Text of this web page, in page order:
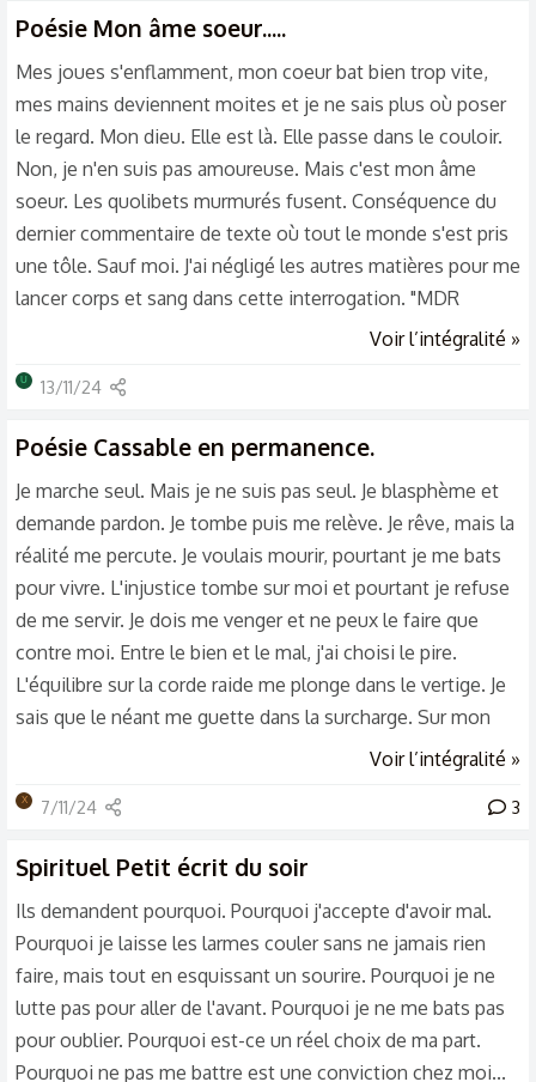
Poésie Mon âme soeur.....
Mes joues s'enflamment, mon coeur bat bien trop vite,
mes mains deviennent moites et je ne sais plus où poser
le regard. Mon dieu. Elle est là. Elle passe dans le couloir.
Non, je n'en suis pas amoureuse. Mais c'est mon âme
soeur. Les quolibets murmurés fusent. Conséquence du
dernier commentaire de texte où tout le monde s'est pris
une tôle. Sauf moi. J'ai négligé les autres matières pour me
lancer corps et sang dans cette interrogation. "MDR
regarde là avec son style de grand-mère ! " Non, elle a
comme vous. "Elle a quoi à nous regarder comme ça ??"
macaques ? "Avec son air austère là" Non, elle a une aura...
Voir l’intégralité »
U 13/11/24
Poésie Cassable en permanence.
Je marche seul. Mais je ne suis pas seul. Je blasphème et
demande pardon. Je tombe puis me relève. Je rêve, mais la
réalité me percute. Je voulais mourir, pourtant je me bats
pour vivre. L'injustice tombe sur moi et pourtant je refuse
de me servir. Je dois me venger et ne peux le faire que
contre moi. Entre le bien et le mal, j'ai choisi le pire.
L'équilibre sur la corde raide me plonge dans le vertige. Je
sais que le néant me guette dans la surcharge. Sur mon
âme coulent les vomissures de mon esprit. Je voulais
reste plus que l'amour. Sur cette corde raide qui m'a été
décevoir personne. Pour ne blesser qui que ce...
Voir l’intégralité »
X 7/11/24 3
Spirituel Petit écrit du soir
Ils demandent pourquoi. Pourquoi j'accepte d'avoir mal.
Pourquoi je laisse les larmes couler sans ne jamais rien
faire, mais tout en esquissant un sourire. Pourquoi je ne
lutte pas pour aller de l'avant. Pourquoi je ne me bats pas
pour oublier. Pourquoi est-ce un réel choix de ma part.
Pourquoi ne pas me battre est une conviction chez moi...